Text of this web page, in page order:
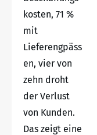
kosten, 71 %
mit
Lieferengpäss
en, vier von
zehn droht
der Verlust
von Kunden.
Das zeigt eine